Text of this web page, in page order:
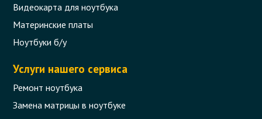
Видеокарта для ноутбука
Материнские платы
Ноутбуки б/у
Услуги нашего сервиса
Ремонт ноутбука
Замена матрицы в ноутбуке